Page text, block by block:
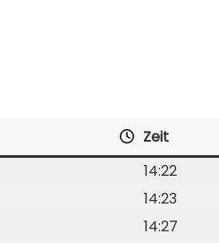
Zeit
14:22
14:23
14:27